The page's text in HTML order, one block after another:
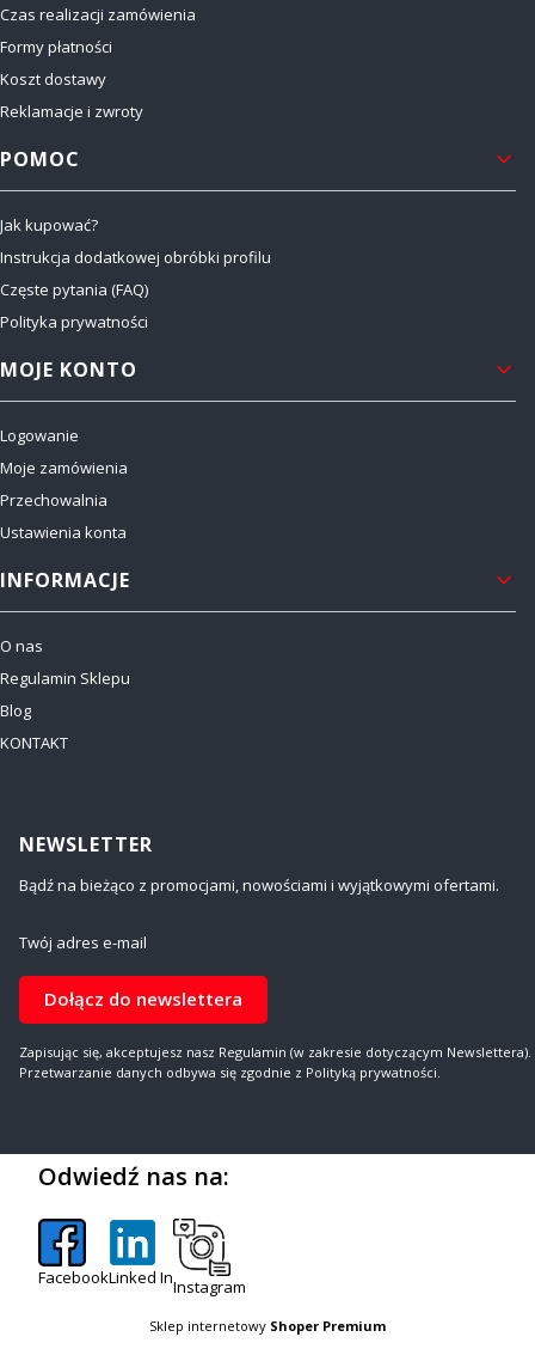
Czas realizacji zamówienia
Formy płatności
Koszt dostawy
Reklamacje i zwroty
POMOC
Jak kupować?
Instrukcja dodatkowej obróbki profilu
Częste pytania (FAQ)
Polityka prywatności
MOJE KONTO
Logowanie
Moje zamówienia
Przechowalnia
Ustawienia konta
INFORMACJE
O nas
Regulamin Sklepu
Blog
KONTAKT
NEWSLETTER
Bądź na bieżąco z promocjami, nowościami i wyjątkowymi ofertami.
Twój adres e-mail
Dołącz do newslettera
Zapisując się, akceptujesz nasz Regulamin (w zakresie dotyczącym Newslettera).
Przetwarzanie danych odbywa się zgodnie z Polityką prywatności.
Odwiedź nas na:
FacebookLinked InInstagram
Sklep internetowy Shoper Premium